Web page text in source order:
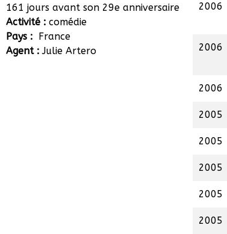
161 jours avant son 29e anniversaire
Activité : comédie
Pays : France
Agent :Julie Artero
2006
2006
2006
2005
2005
2005
2005
2005